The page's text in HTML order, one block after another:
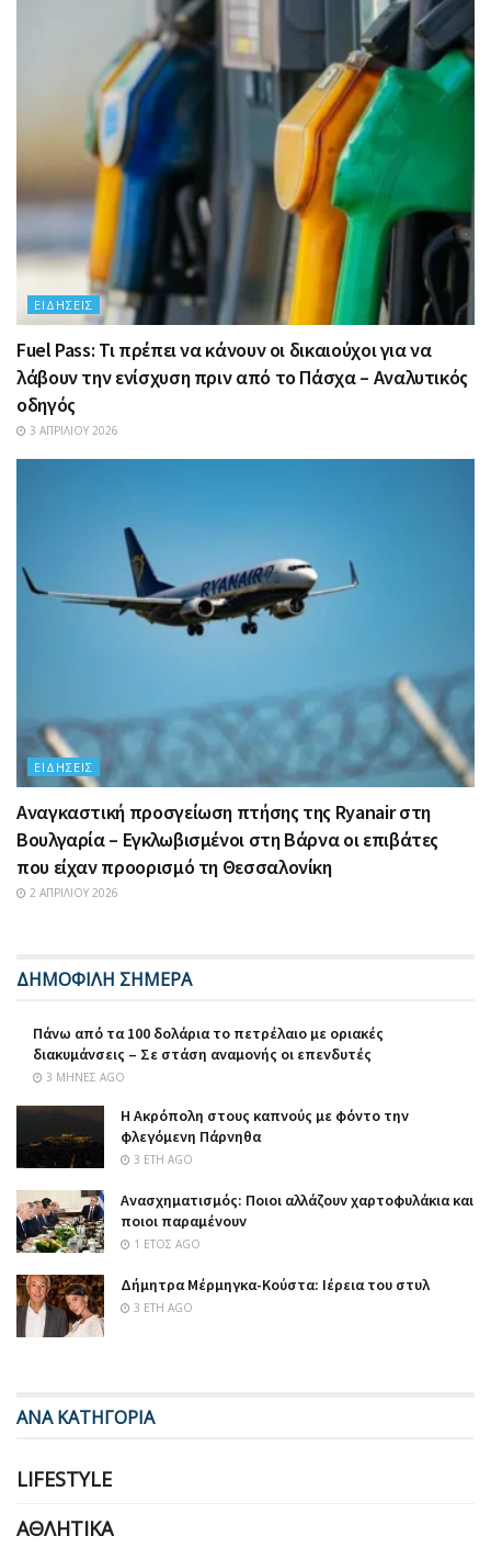
ΕΙΔΉΣΕΙΣ
Fuel Pass: Τι πρέπει να κάνουν οι δικαιούχοι για να
λάβουν την ενίσχυση πριν από το Πάσχα – Αναλυτικός
οδηγός
3 ΑΠΡΙΛΊΟΥ 2026
ΕΙΔΉΣΕΙΣ
Αναγκαστική προσγείωση πτήσης της Ryanair στη
Βουλγαρία – Εγκλωβισμένοι στη Βάρνα οι επιβάτες
που είχαν προορισμό τη Θεσσαλονίκη
2 ΑΠΡΙΛΊΟΥ 2026
ΔΗΜΟΦΙΛΗ ΣΗΜΕΡΑ
Πάνω από τα 100 δολάρια το πετρέλαιο με οριακές
διακυμάνσεις – Σε στάση αναμονής οι επενδυτές
3 ΜΉΝΕΣ AGO
Η Ακρόπολη στους καπνούς με φόντο την
φλεγόμενη Πάρνηθα
3 ΈΤΗ AGO
Ανασχηματισμός: Ποιοι αλλάζουν χαρτοφυλάκια και
ποιοι παραμένουν
1 ΈΤΟΣ AGO
Δήμητρα Μέρμηγκα-Κούστα: Ιέρεια του στυλ
3 ΈΤΗ AGO
ΑΝΑ ΚΑΤΗΓΟΡΙΑ
LIFESTYLE
ΑΘΛΗΤΙΚΆ